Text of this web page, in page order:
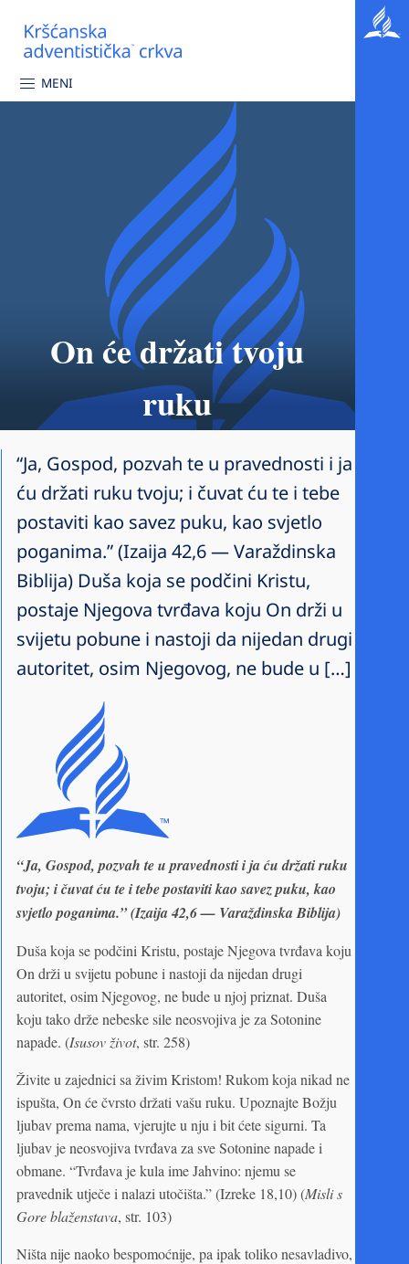
MENI
On će držati tvoju
ruku
“Ja, Gospod, pozvah te u pravednosti i ja
ću držati ruku tvoju; i čuvat ću te i tebe
postaviti kao savez puku, kao svjetlo
poganima.” (Izaija 42,6 — Varaždinska
Biblija) Duša koja se podčini Kristu,
postaje Njegova tvrđava koju On drži u
svijetu pobune i nastoji da nijedan drugi
autoritet, osim Njegovog, ne bude u […]
“Ja, Gospod, pozvah te u pravednosti i ja ću držati ruku
tvoju; i čuvat ću te i tebe postaviti kao savez puku, kao
svjetlo poganima.” (Izaija 42,6 — Varaždinska Biblija)
Duša koja se podčini Kristu, postaje Njegova tvrđava koju
On drži u svijetu pobune i nastoji da nijedan drugi
autoritet, osim Njegovog, ne bude u njoj priznat. Duša
koju tako drže nebeske sile neosvojiva je za Sotonine
napade. (Isusov život, str. 258)
Živite u zajednici sa živim Kristom! Rukom koja nikad ne
ispušta, On će čvrsto držati vašu ruku. Upoznajte Božju
ljubav prema nama, vjerujte u nju i bit ćete sigurni. Ta
ljubav je neosvojiva tvrđava za sve Sotonine napade i
obmane. “Tvrđava je kula ime Jahvino: njemu se
pravednik utječe i nalazi utočišta.” (Izreke 18,10) (Misli s
Gore blaženstava, str. 103)
Ništa nije naoko bespomoćnije, pa ipak toliko nesavladivo,